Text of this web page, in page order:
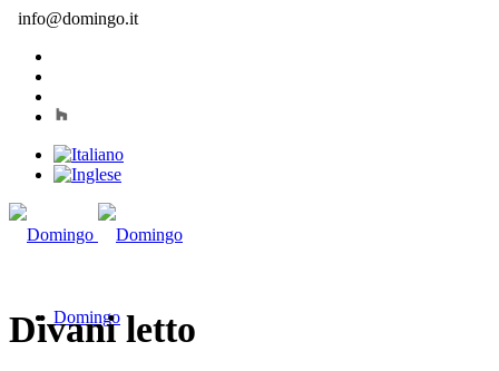
info@domingo.it
Domingo
Divani letto